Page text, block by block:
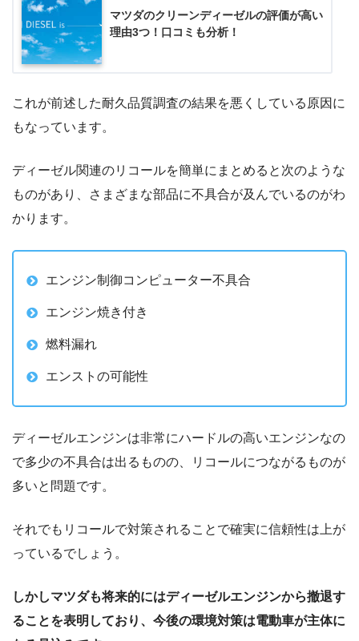
マツダのクリーンディーゼルの評価が高い
理由3つ！口コミも分析！
これが前述した耐久品質調査の結果を悪くしている原因に
もなっています。
ディーゼル関連のリコールを簡単にまとめると次のような
ものがあり、さまざまな部品に不具合が及んでいるのがわ
かります。
エンジン制御コンピューター不具合
エンジン焼き付き
燃料漏れ
エンストの可能性
ディーゼルエンジンは非常にハードルの高いエンジンなの
で多少の不具合は出るものの、リコールにつながるものが
多いと問題です。
それでもリコールで対策されることで確実に信頼性は上が
っているでしょう。
しかしマツダも将来的にはディーゼルエンジンから撤退す
ることを表明しており、今後の環境対策は電動車が主体に